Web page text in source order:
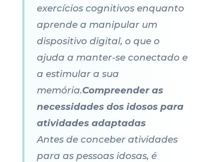
exercícios cognitivos enquanto
aprende a manipular um
dispositivo digital, o que o
ajuda a manter-se conectado e
a estimular a sua
memória.Compreender as
necessidades dos idosos para
atividades adaptadas
Antes de conceber atividades
para as pessoas idosas, é